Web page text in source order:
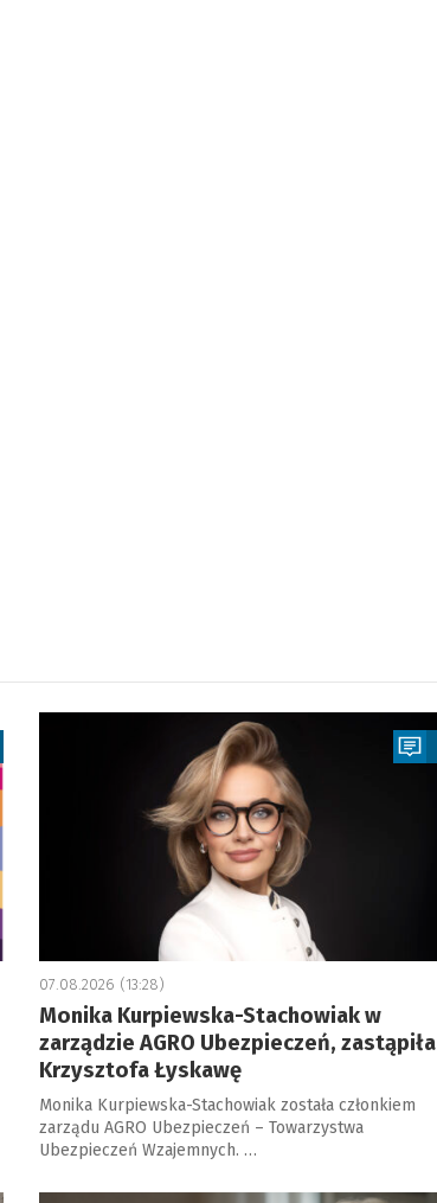
a
07.08.2026 (13:28)
Monika Kurpiewska-Stachowiak w
zarządzie AGRO Ubezpieczeń, zastąpiła
Krzysztofa Łyskawę
Monika Kurpiewska-Stachowiak została członkiem
zarządu AGRO Ubezpieczeń – Towarzystwa
Ubezpieczeń Wzajemnych. …
a